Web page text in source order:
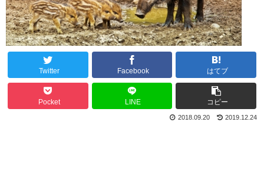
Twitter Facebook はてブ
Pocket LINE コピー
2019.12.24
2018.09.20